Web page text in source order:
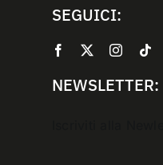
SEGUICI:
NEWSLETTER: